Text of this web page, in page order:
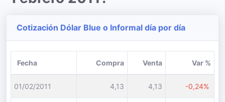
Cotización Dólar Blue o Informal día por día
Fecha Compra Venta Var %
01/02/2011 4,13 4,13 -0,24%